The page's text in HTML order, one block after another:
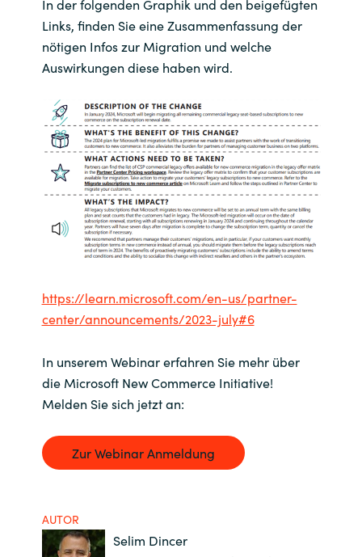
Latvia
Lithuania
Malaysia
Middle East
Netherlands
Norway
Philippines
Poland
Qatar
In der folgenden Graphik und den beigefügten
Links, finden Sie eine Zusammenfassung der
nötigen Infos zur Migration und welche
Auswirkungen diese haben wird.
https://learn.microsoft.com/en-us/partner-
center/announcements/2023-july#6
In unserem Webinar erfahren Sie mehr über
die Microsoft New Commerce Initiative!
Melden Sie sich jetzt an:
Zur Webinar Anmeldung
AUTOR
Selim Dincer